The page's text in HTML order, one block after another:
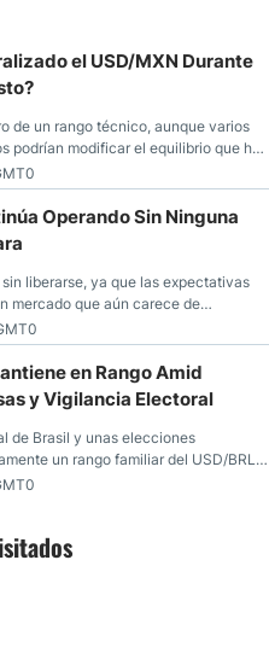
el USD/MXN Durante
de un rango técnico, aunque varios
podrían modificar el equilibrio que ha
Operando Sin Ninguna
liberarse, ya que las expectativas
mercado que aún carece de
en Rango Amid
y Vigilancia Electoral
de Brasil y unas elecciones
un rango familiar del USD/BRL.
central de Brasil y unas elecciones
un rango familiar del USD/BRL.
a continuación.